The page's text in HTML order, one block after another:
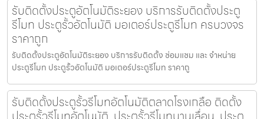
รับติดตั้งประตูอัตโนมัติระยอง บริการรับติดตั้งประตู
รีโมท ประตูรั้วอัตโนมัติ มอเตอร์ประตูรีโมท ครบวงจร
ราคาถูก
รับติดตั้งประตูอัตโนมัติระยอง บริการรับติดตั้ง ซ่อมแซม และ จำหน่าย
ประตูรีโมท ประตูรั้วอัตโนมัติ มอเตอร์ประตูรีโมท ราคาถู
รับติดตั้งประตูรั้วรีโมทอัตโนมัติตลาดโรงเกลือ ติดตั้ง